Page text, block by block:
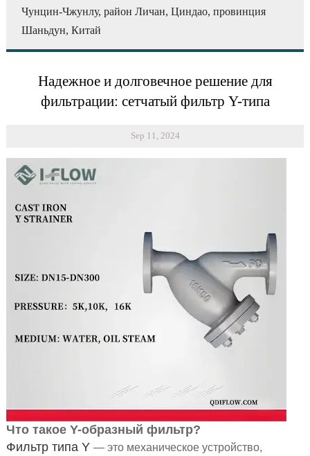
Чунцин-Чжунлу, район Личан, Циндао, провинция
Шаньдун, Китай
Надежное и долговечное решение для
фильтрации: сетчатый фильтр Y-типа
Sep 11, 2024
Что такое Y-образный фильтр?
Фильтр типа Y — это механическое устройство,